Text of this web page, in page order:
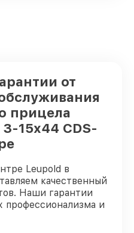
от
прицела
15x44 CDS-
Leupold в
качественный
Наши гарантии
профессионализма и